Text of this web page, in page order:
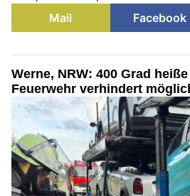
Mail
Facebook
Werne, NRW: 400 Grad
Feuerwehr verhindert